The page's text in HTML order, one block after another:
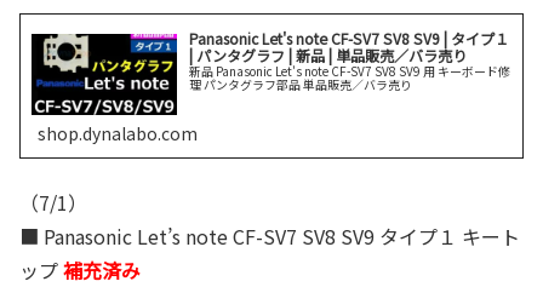
Panasonic Let's note CF-SV7 SV8 SV9 | タイプ１
| パンタグラフ | 新品 | 単品販売／バラ売り
新品 Panasonic Let's note CF-SV7 SV8 SV9 用 キーボード修
理 パンタグラフ部品 単品販売／バラ売り
shop.dynalabo.com
（7/1）
■ Panasonic Let’s note CF-SV7 SV8 SV9 タイプ１ キート
ップ補充済み